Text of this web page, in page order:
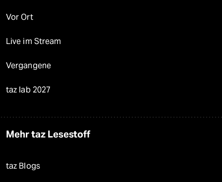
Vor Ort
Live im Stream
Vergangene
taz lab 2027
Mehr taz Lesestoff
taz Blogs